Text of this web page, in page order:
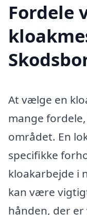
Fordele
At vælge en
mange
området. En
specifikke
kloakarbejde i
kan være
hånden, der